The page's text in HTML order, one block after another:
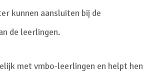
kunnen aansluiten bij de
de leerlingen.
met vmbo-leerlingen en helpt hen